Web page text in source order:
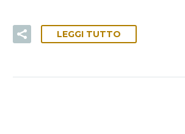
LEGGI TUTTO